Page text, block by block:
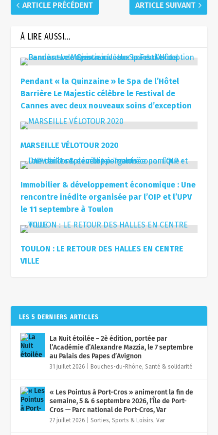
ARTICLE PRÉCÉDENT ARTICLE SUIVANT
À LIRE AUSSI...
Pendant « la Quinzaine » le Spa de l’Hôtel
Barrière Le Majestic célèbre le Festival de
Cannes avec deux nouveaux soins d’exception
MARSEILLE VÉLOTOUR 2020
Immobilier & développement économique : Une
rencontre inédite organisée par l’OIP et l’UPV
le 11 septembre à Toulon
TOULON : LE RETOUR DES HALLES EN CENTRE
VILLE
LES 5 DERNIERS ARTICLES
La Nuit étoilée – 2è édition, portée par
l’Académie d’Alexandre Mazzia, le 7 septembre
au Palais des Papes d’Avignon
31 juillet 2026 Bouches-du-Rhône,Santé & solidarité
« Les Pointus à Port-Cros » animeront la fin de
semaine, 5 & 6 septembre 2026, l’Île de Port-
Cros — Parc national de Port-Cros, Var
27 juillet 2026 |Sorties, Sports & Loisirs,Var